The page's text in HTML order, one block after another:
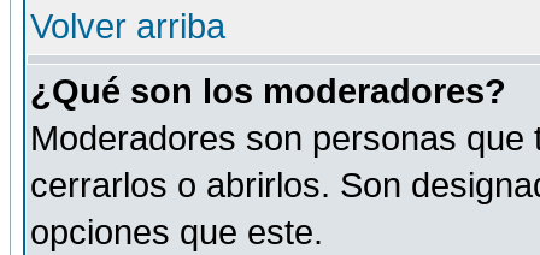
Volver arriba
¿Qué son los moderadores?
Moderadores son personas
cerrarlos o abrirlos. Son
opciones que este.